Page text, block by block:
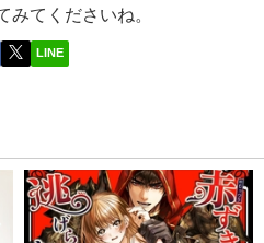
みてくださいね。
LINE